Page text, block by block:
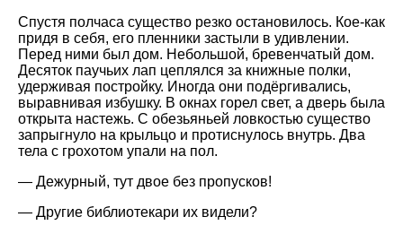
Спустя полчаса существо резко остановилось. Кое-как
придя в себя, его пленники застыли в удивлении.
Перед ними был дом. Небольшой, бревенчатый дом.
Десяток паучьих лап цеплялся за книжные полки,
удерживая постройку. Иногда они подёргивались,
выравнивая избушку. В окнах горел свет, а дверь была
открыта настежь. С обезьяньей ловкостью существо
запрыгнуло на крыльцо и протиснулось внутрь. Два
тела с грохотом упали на пол.
— Дежурный, тут двое без пропусков!
— Другие библиотекари их видели?